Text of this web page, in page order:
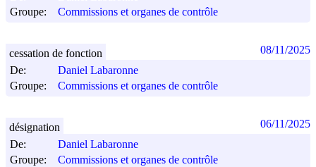
Groupe:
Commissions et organes de contrôle
De:
Daniel Labaronne
Groupe:
Commissions et organes de contrôle
cessation de fonction 08/11/2025
De:
Daniel Labaronne
Groupe:
Commissions et organes de contrôle
désignation 06/11/2025